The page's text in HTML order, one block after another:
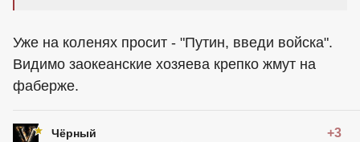
Уже на коленях просит - "Путин, введи войска".
Видимо заокеанские хозяева крепко жмут на
фаберже.
Чёрный +3